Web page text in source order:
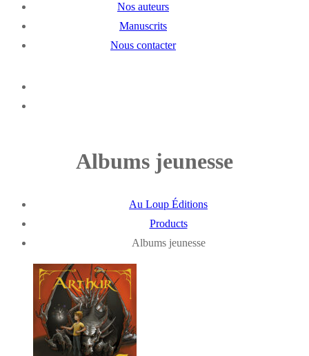
Nos auteurs
Manuscrits
Nous contacter
Albums jeunesse
Au Loup Éditions
Products
Albums jeunesse